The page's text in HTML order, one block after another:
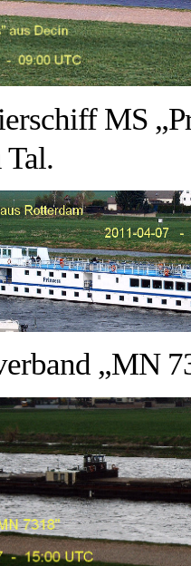
MS
Tal.
„MN